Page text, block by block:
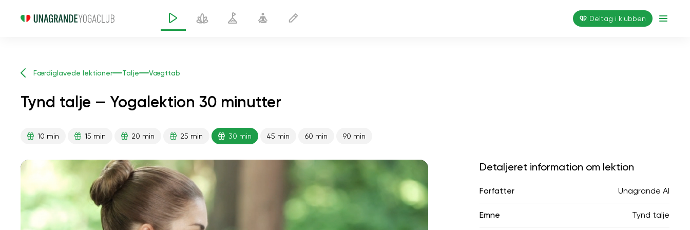
Deltag i klubben
Færdiglavede lektioner Talje Vægttab
Tynd talje — Yogalektion 30 minutter
10 min 15 min 20 min 25 min 30 min 45 min 60 min 90 min
Detaljeret information om lektion
Forfatter Unagrande AI
Emne Tynd talje